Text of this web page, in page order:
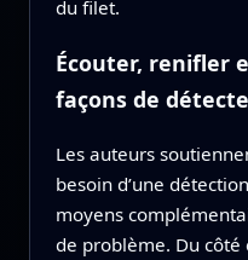
du filet.
Écouter, renifler
façons de
Les auteurs
besoin d’une
moyens
de problème. Du